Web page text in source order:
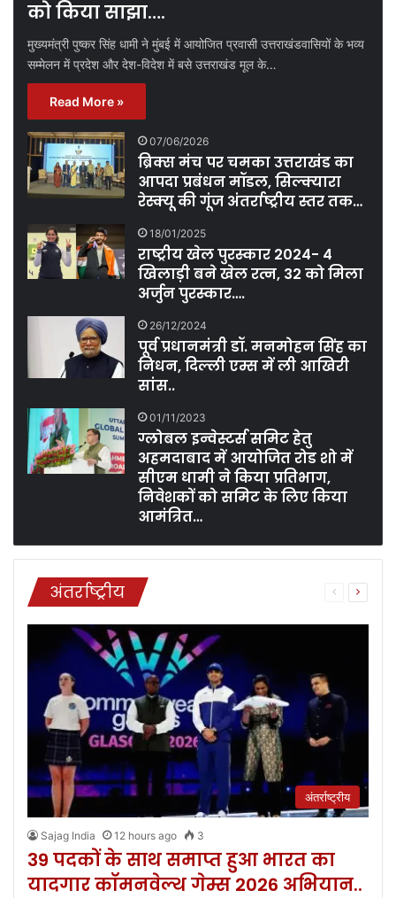
को किया साझा….
मुख्यमंत्री पुष्कर सिंह धामी ने मुंबई में आयोजित प्रवासी उत्तराखंडवासियों के भव्य
सम्मेलन में प्रदेश और देश-विदेश में बसे उत्तराखंड मूल के…
Read More »
07/06/2026
ब्रिक्स मंच पर चमका उत्तराखंड का
आपदा प्रबंधन मॉडल, सिल्क्यारा
रेस्क्यू की गूंज अंतर्राष्ट्रीय स्तर तक…
18/01/2025
राष्ट्रीय खेल पुरस्कार 2024- 4
खिलाड़ी बने खेल रत्न, 32 को मिला
अर्जुन पुरस्कार….
26/12/2024
पूर्व प्रधानमंत्री डॉ. मनमोहन सिंह का
निधन, दिल्ली एम्स में ली आखिरी
सांस..
01/11/2023
ग्लोबल इन्वेस्टर्स समिट हेतु
अहमदाबाद में आयोजित रोड शो में
सीएम धामी ने किया प्रतिभाग,
निवेशकों को समिट के लिए किया
आमंत्रित…
अंतर्राष्ट्रीय
Previous
अंतर्राष्ट्रीय
Sajag India 12 hours ago 3
39 पदकों के साथ समाप्त हुआ भारत का
यादगार कॉमनवेल्थ गेम्स 2026 अभियान..